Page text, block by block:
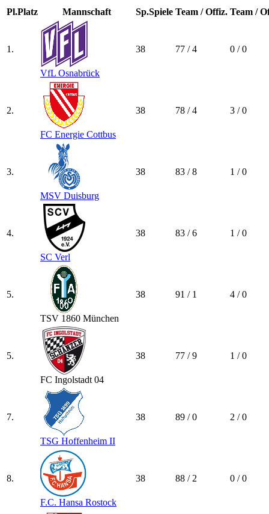
Pl.Platz Mannschaft Sp.Spiele Team / Offiz. Team /
1.
VfL Osnabrück
38 77 / 4 0 / 0
2.
FC Energie Cottbus
38 78 / 4 3 / 0
3.
MSV Duisburg
38 83 / 8 1 / 0
4.
SC Verl
38 83 / 6 1 / 0
5.
TSV 1860 München
38 91 / 1 4 / 0
5.
FC Ingolstadt 04
38 77 / 9 1 / 0
7.
TSG Hoffenheim II
38 89 / 0 2 / 0
8.
F.C. Hansa Rostock
38 88 / 2 0 / 0